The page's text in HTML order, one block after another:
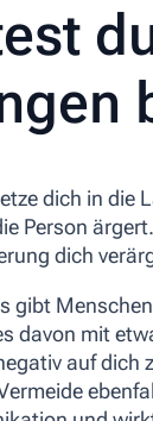
dich in die
Person
dich
gibt
davon mit
auf dich